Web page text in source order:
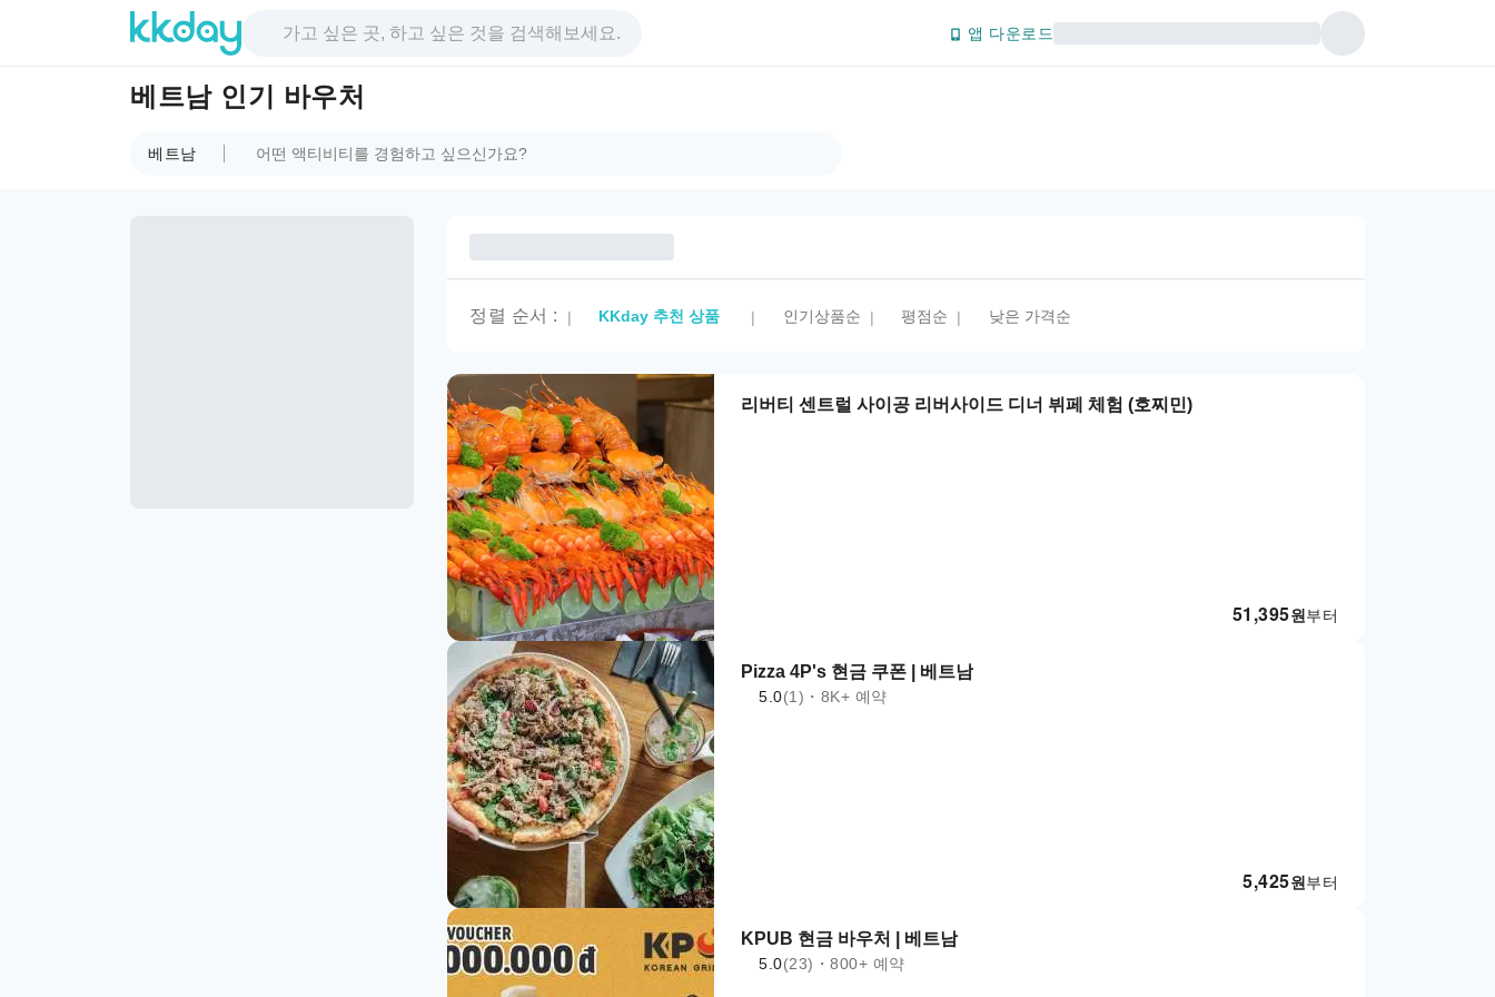
앱 다운로드
베트남 인기 바우처
베트남
정렬 순서 : | KKday 추천 상품 | 인기상품순 | 평점순 | 낮은 가격순
리버티 센트럴 사이공 리버사이드 디너 뷔페 체험 (호찌민)
원
51,395 부터
Pizza 4P's 현금 쿠폰 | 베트남
5.0(1)・8K+ 예약
원
5,425 부터
KPUB 현금 바우처 | 베트남
5.0(23)・800+ 예약